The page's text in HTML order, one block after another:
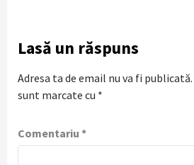
Lasă un răspuns
Adresa ta de email nu va fi publicată.
sunt marcate cu *
Comentariu *